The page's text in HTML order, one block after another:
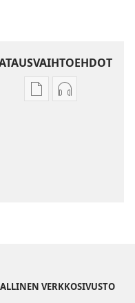
JulkaisujenÄänitteiden
VERKKOSIVUSTO